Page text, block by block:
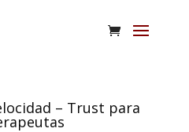
– Trust para